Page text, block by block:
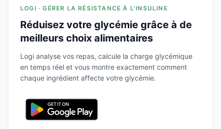
LOGI · GÉRER LA RÉSISTANCE À L'INSULINE
Réduisez votre glycémie grâce à de
meilleurs choix alimentaires
Logi analyse vos repas, calcule la charge glycémique
en temps réel et vous montre exactement comment
chaque ingrédient affecte votre glycémie.